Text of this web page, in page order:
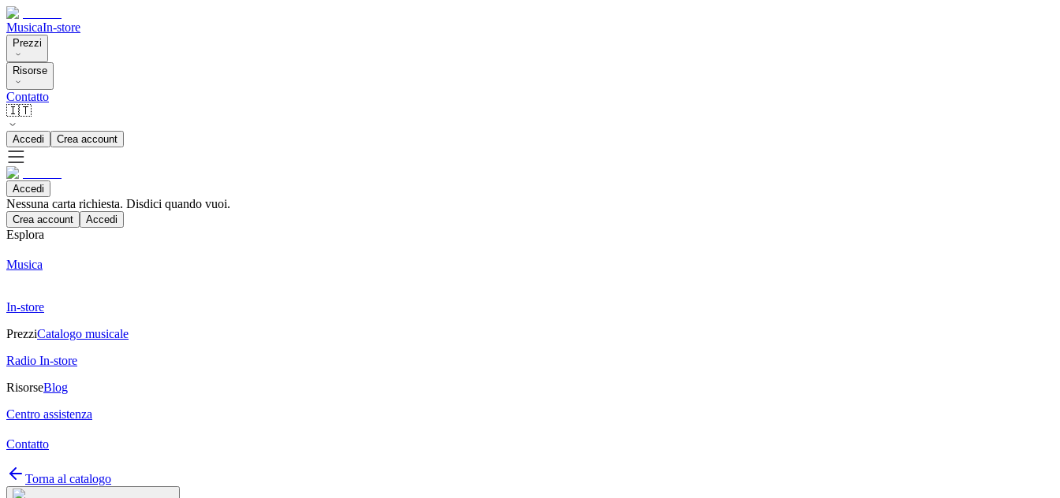
MusicaIn-store
Prezzi
Risorse
Contatto
🇮🇹
Accedi Crea account
Accedi
Nessuna carta richiesta. Disdici quando vuoi.
Crea account Accedi
Esplora
Musica
In-store
PrezziCatalogo musicale
Radio In-store
RisorseBlog
Centro assistenza
Contatto
Torna al catalogo